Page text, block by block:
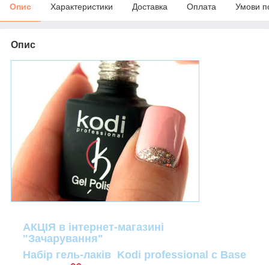
Опис Характеристики Доставка Оплата Умови
Опис
АКЦІЯ в інтернет-магазині
"Зачарування"
Набір гель-лаків Kodi professional с Base